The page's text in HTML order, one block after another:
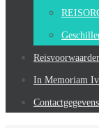
In Memoriam
Contactgegevens